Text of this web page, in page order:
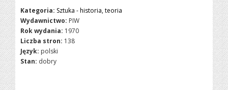
Kategoria: Sztuka - historia, teoria
Wydawnictwo: PIW
Rok wydania: 1970
Liczba stron: 138
Język: polski
Stan: dobry